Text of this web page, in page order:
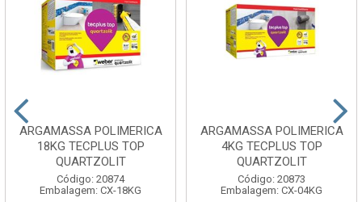
ARGAMASSA POLIMERICA
18KG TECPLUS TOP
QUARTZOLIT
Código: 20874
Embalagem: CX-18KG
ARGAMASSA POLIMERICA
4KG TECPLUS TOP
QUARTZOLIT
Código: 20873
Embalagem: CX-04KG